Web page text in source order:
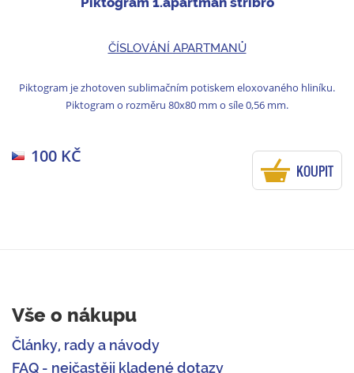
ČÍSLOVÁNÍ APARTMANŮ
Piktogram je zhotoven sublimačním potiskem eloxovaného hliníku.
Piktogram o rozměru 80x80 mm o síle 0,56 mm.
100 KČ
KOUPIT
Vše o nákupu
Články, rady a návody
FAQ - nejčastěji kladené dotazy